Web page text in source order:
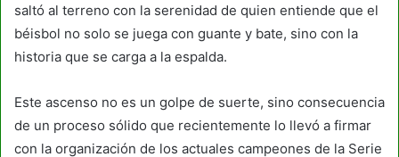
saltó al terreno con la serenidad de quien entiende que el
béisbol no solo se juega con guante y bate, sino con la
historia que se carga a la espalda.
Este ascenso no es un golpe de suerte, sino consecuencia
de un proceso sólido que recientemente lo llevó a firmar
con la organización de los actuales campeones de la Serie